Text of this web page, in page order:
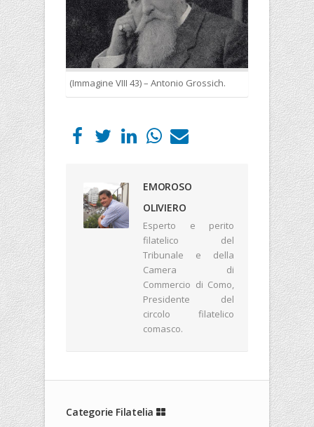
(Immagine VIII 43) – Antonio Grossich.
EMOROSO
OLIVIERO
Esperto e perito
filatelico del
Tribunale e della
Camera di
Commercio di Como,
Presidente del
circolo filatelico
comasco.
Categorie Filatelia